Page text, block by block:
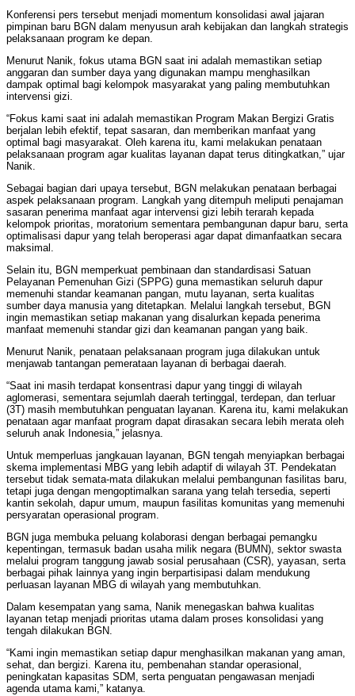
Konferensi pers tersebut menjadi momentum konsolidasi awal jajaran
pimpinan baru BGN dalam menyusun arah kebijakan dan langkah strategis
pelaksanaan program ke depan.
Menurut Nanik, fokus utama BGN saat ini adalah memastikan setiap
anggaran dan sumber daya yang digunakan mampu menghasilkan
dampak optimal bagi kelompok masyarakat yang paling membutuhkan
intervensi gizi.
“Fokus kami saat ini adalah memastikan Program Makan Bergizi Gratis
berjalan lebih efektif, tepat sasaran, dan memberikan manfaat yang
optimal bagi masyarakat. Oleh karena itu, kami melakukan penataan
pelaksanaan program agar kualitas layanan dapat terus ditingkatkan,” ujar
Nanik.
Sebagai bagian dari upaya tersebut, BGN melakukan penataan berbagai
aspek pelaksanaan program. Langkah yang ditempuh meliputi penajaman
sasaran penerima manfaat agar intervensi gizi lebih terarah kepada
kelompok prioritas, moratorium sementara pembangunan dapur baru, serta
optimalisasi dapur yang telah beroperasi agar dapat dimanfaatkan secara
maksimal.
Selain itu, BGN memperkuat pembinaan dan standardisasi Satuan
Pelayanan Pemenuhan Gizi (SPPG) guna memastikan seluruh dapur
memenuhi standar keamanan pangan, mutu layanan, serta kualitas
sumber daya manusia yang ditetapkan. Melalui langkah tersebut, BGN
ingin memastikan setiap makanan yang disalurkan kepada penerima
manfaat memenuhi standar gizi dan keamanan pangan yang baik.
Menurut Nanik, penataan pelaksanaan program juga dilakukan untuk
menjawab tantangan pemerataan layanan di berbagai daerah.
“Saat ini masih terdapat konsentrasi dapur yang tinggi di wilayah
aglomerasi, sementara sejumlah daerah tertinggal, terdepan, dan terluar
(3T) masih membutuhkan penguatan layanan. Karena itu, kami melakukan
penataan agar manfaat program dapat dirasakan secara lebih merata oleh
seluruh anak Indonesia,” jelasnya.
Untuk memperluas jangkauan layanan, BGN tengah menyiapkan berbagai
skema implementasi MBG yang lebih adaptif di wilayah 3T. Pendekatan
tersebut tidak semata-mata dilakukan melalui pembangunan fasilitas baru,
tetapi juga dengan mengoptimalkan sarana yang telah tersedia, seperti
kantin sekolah, dapur umum, maupun fasilitas komunitas yang memenuhi
persyaratan operasional program.
BGN juga membuka peluang kolaborasi dengan berbagai pemangku
kepentingan, termasuk badan usaha milik negara (BUMN), sektor swasta
melalui program tanggung jawab sosial perusahaan (CSR), yayasan, serta
berbagai pihak lainnya yang ingin berpartisipasi dalam mendukung
perluasan layanan MBG di wilayah yang membutuhkan.
Dalam kesempatan yang sama, Nanik menegaskan bahwa kualitas
layanan tetap menjadi prioritas utama dalam proses konsolidasi yang
tengah dilakukan BGN.
“Kami ingin memastikan setiap dapur menghasilkan makanan yang aman,
sehat, dan bergizi. Karena itu, pembenahan standar operasional,
peningkatan kapasitas SDM, serta penguatan pengawasan menjadi
agenda utama kami,” katanya.